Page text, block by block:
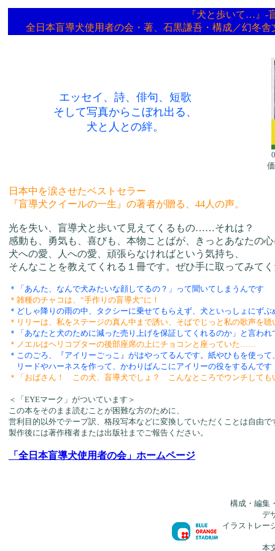
『犬と歩いて…』-
全日本盲導犬使用者の会・著、石黒謙吾・構成／幻冬舎
エッセイ、詩、俳句、短歌
そして写真からこぼれ出る、
犬と人との絆。
日本中を涙させたベストセラー
『盲導犬クイールの一生』の著者が贈る、44人の声。
光を失い、盲導犬と歩いて見えてくるもの……それは？
感動も、勇気も、喜びも、本物ことばが、きっとあなたの
犬への愛、人への愛、頑張らなければという気持ち、
そんなことを教えてくれる１冊です。ぜひ手に取ってみて
＊「あんた、なんで犬みたいな顔してるの？」って聞いてしまうんです
＊雑種のチャコは、“手作りの盲導犬”に！
＊どしゃ降りの雨の中、タクシーに乗せてもらえず、犬といっしょにず
＊リリーは、私をステージの真ん中まで誘い、そばでじっと私の歌声を聴
＊「あなたと犬のために減った売り上げを保証してくれるのか」と言わ
＊ノエルはヘリコプターの後部座席の上にチョコンと座っていた……
＊このごろ、『アイリーごっこ』がはやってるんです。紙やひもを使って
リードやハーネスを作って、かわりばんこにアイリーの役をするんです
＊「おばさん！ この犬、盲導犬でしょ？ こんなところでウンチして
＜「EYEマーク」がついています＞
この本をそのまま読むことが困難な方のために、
営利目的以外でテープ訳、格段写本などに変換していただくことは自由で
製作後には著作権者または出版社までご報告ください。
「全日本盲導犬使用者の会」ホームページ
構成・編集
デ
イラストレー
本